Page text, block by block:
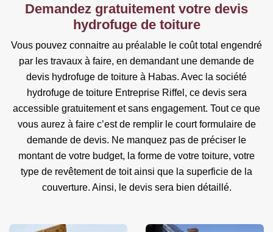
Demandez gratuitement votre devis
hydrofuge de toiture
Vous pouvez connaitre au préalable le coût total engendré
par les travaux à faire, en demandant une demande de
devis hydrofuge de toiture à Habas. Avec la société
hydrofuge de toiture Entreprise Riffel, ce devis sera
accessible gratuitement et sans engagement. Tout ce que
vous aurez à faire c’est de remplir le court formulaire de
demande de devis. Ne manquez pas de préciser le
montant de votre budget, la forme de votre toiture, votre
type de revêtement de toit ainsi que la superficie de la
couverture. Ainsi, le devis sera bien détaillé.